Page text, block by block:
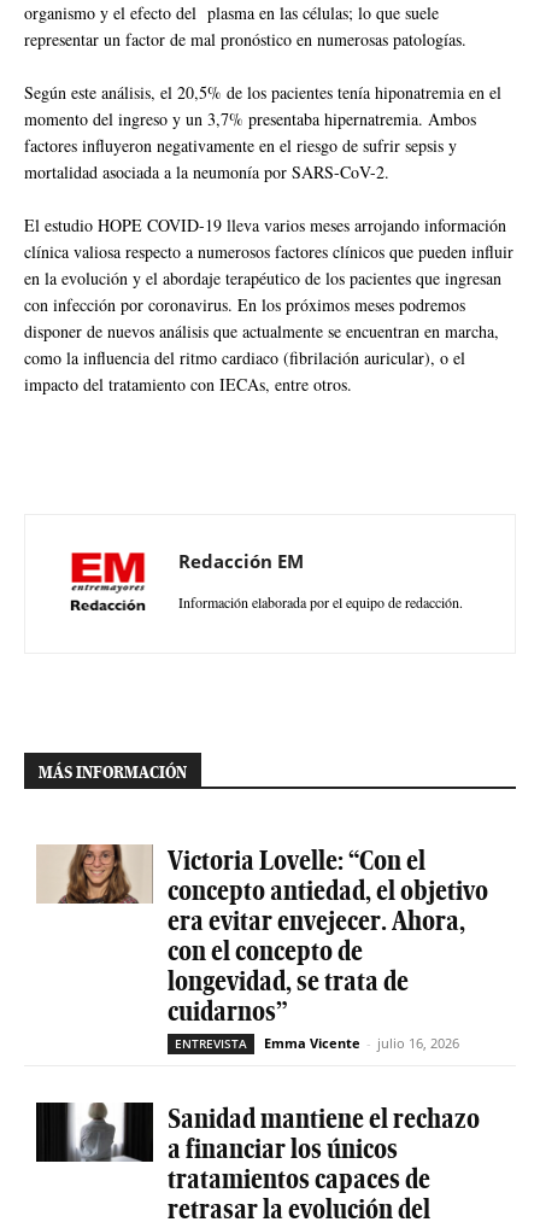
organismo y el efecto del plasma en las células; lo que suele
representar un factor de mal pronóstico en numerosas patologías.
Según este análisis, el 20,5% de los pacientes tenía hiponatremia en el
momento del ingreso y un 3,7% presentaba hipernatremia. Ambos
factores influyeron negativamente en el riesgo de sufrir sepsis y
mortalidad asociada a la neumonía por SARS-CoV-2.
El estudio HOPE COVID-19 lleva varios meses arrojando información
clínica valiosa respecto a numerosos factores clínicos que pueden influir
en la evolución y el abordaje terapéutico de los pacientes que ingresan
con infección por coronavirus. En los próximos meses podremos
disponer de nuevos análisis que actualmente se encuentran en marcha,
como la influencia del ritmo cardiaco (fibrilación auricular), o el
impacto del tratamiento con IECAs, entre otros.
Redacción EM
Información elaborada por el equipo de redacción.
MÁS INFORMACIÓN
Victoria Lovelle: “Con el
concepto antiedad, el objetivo
era evitar envejecer. Ahora,
con el concepto de
longevidad, se trata de
cuidarnos”
ENTREVISTA Emma Vicente - julio 16, 2026
Sanidad mantiene el rechazo
a financiar los únicos
tratamientos capaces de
retrasar la evolución del